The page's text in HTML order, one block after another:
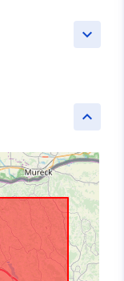
keyboard_arrow_down
keyboard_arrow_up